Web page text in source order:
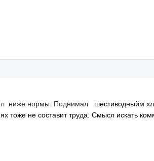
ниже нормы. Поднимал шестиводныйм
тоже не составит труда. Смысл искать